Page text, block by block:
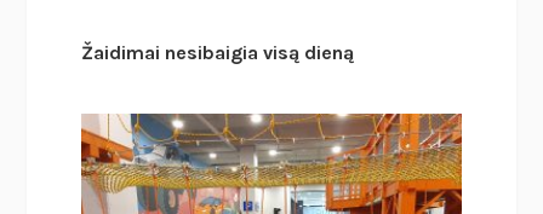
Žaidimai nesibaigia visą dieną